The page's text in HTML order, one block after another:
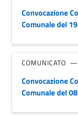
Convocazione
Comunale del
COMUNICATO
Convocazione
Comunale del